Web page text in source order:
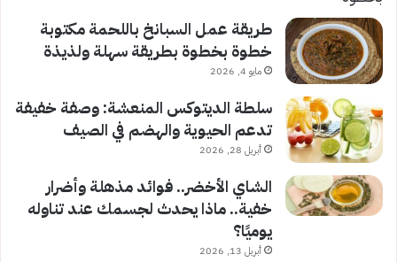
طريقة عمل السبانخ باللحمة مكتوبة
خطوة بخطوة بطريقة سهلة ولذيذة
مايو 4, 2026
سلطة الديتوكس المنعشة: وصفة خفيفة
تدعم الحيوية والهضم في الصيف
أبريل 28, 2026
الشاي الأخضر.. فوائد مذهلة وأضرار
خفية.. ماذا يحدث لجسمك عند تناوله
يوميًا؟
أبريل 13, 2026